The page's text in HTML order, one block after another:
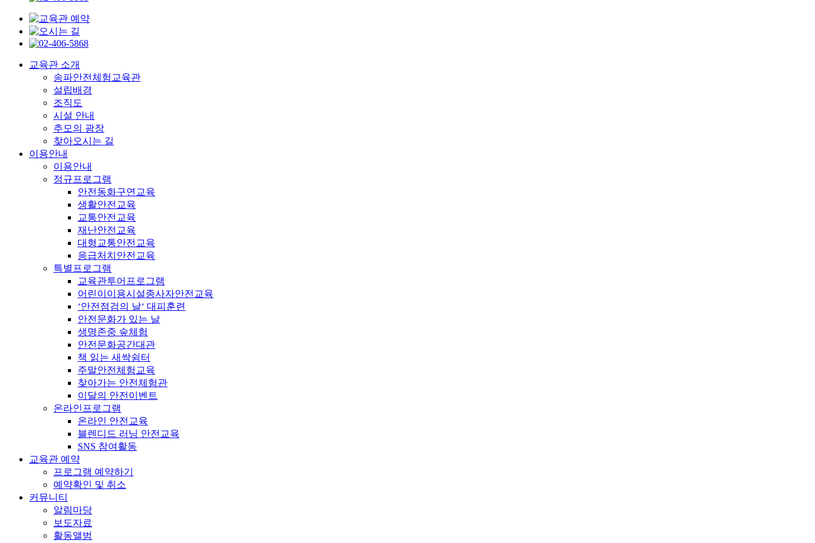
교육관 소개
송파안전체험교육관
설립배경
조직도
시설 안내
추모의 광장
찾아오시는 길
이용안내
이용안내
정규프로그램
안전동화구연교육
생활안전교육
교통안전교육
재난안전교육
대형교통안전교육
응급처치안전교육
특별프로그램
교육관투어프로그램
어린이이용시설종사자안전교육
‘안전점검의 날‘ 대피훈련
안전문화가 있는 날
생명존중 숲체험
안전문화공간대관
책 읽는 새싹쉼터
주말안전체험교육
찾아가는 안전체험관
이달의 안전이벤트
온라인프로그램
온라인 안전교육
블렌디드 러닝 안전교육
SNS 참여활동
교육관 예약
프로그램 예약하기
예약확인 및 취소
커뮤니티
알림마당
보도자료
활동앨범